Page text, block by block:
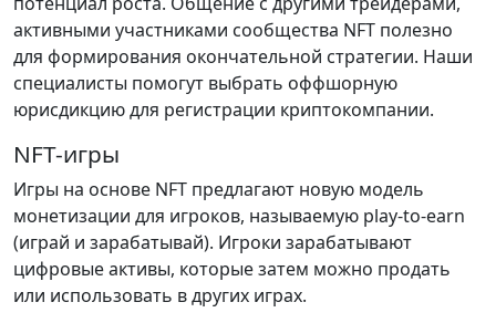
активными участниками сообщества NFT полезно
для формирования окончательной стратегии. Наши
специалисты помогут выбрать оффшорную
юрисдикцию для регистрации криптокомпании.
NFT-игры
Игры на основе NFT предлагают новую модель
монетизации для игроков, называемую play-to-earn
(играй и зарабатывай). Игроки зарабатывают
цифровые активы, которые затем можно продать
или использовать в других играх.